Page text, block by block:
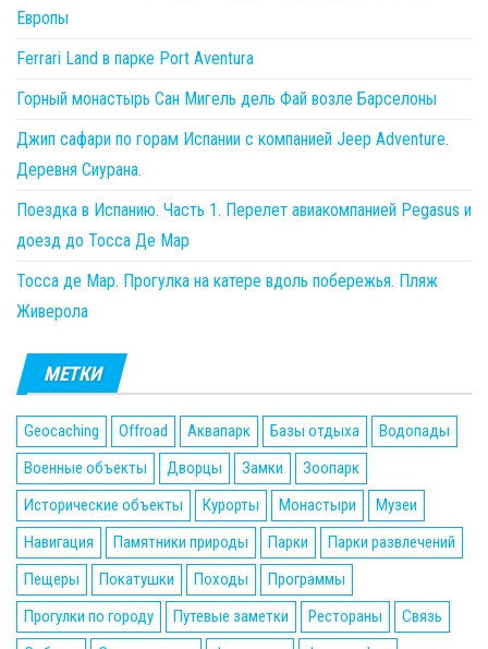
Европы
Ferrari Land в парке Port Aventura
Горный монастырь Сан Мигель дель Фай возле Барселоны
Джип сафари по горам Испании с компанией Jeep Adventure.
Деревня Сиурана.
Поездка в Испанию. Часть 1. Перелет авиакомпанией Pegasus и
доезд до Тосса Де Мар
Тосса де Мар. Прогулка на катере вдоль побережья. Пляж
Живерола
МЕТКИ
Geocaching Offroad Аквапарк Базы отдыха
Водопады
Военные объекты
Дворцы Замки
Зоопарк
Исторические объекты
Курорты Монастыри
Музеи
Навигация
Памятники природы Парки
Парки развлечений
Пещеры
Покатушки Походы
Программы
Прогулки по городу
Путевые заметки Рестораны
Связь